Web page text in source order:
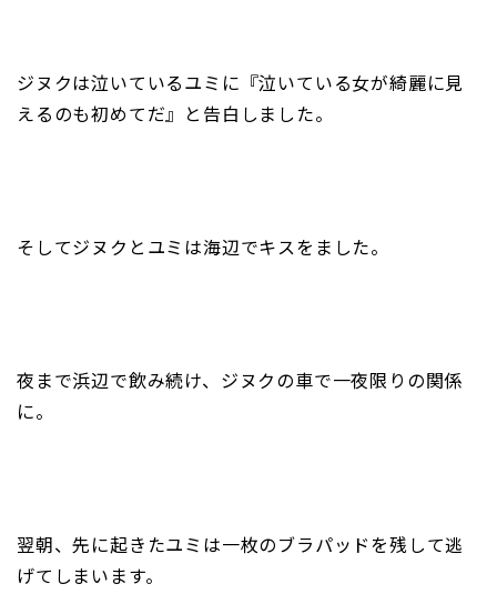
ジヌクは泣いているユミに『泣いている女が綺麗に見
えるのも初めてだ』と告白しました。
そしてジヌクとユミは海辺でキスをました。
夜まで浜辺で飲み続け、ジヌクの車で一夜限りの関係
に。
翌朝、先に起きたユミは一枚のブラパッドを残して逃
げてしまいます。